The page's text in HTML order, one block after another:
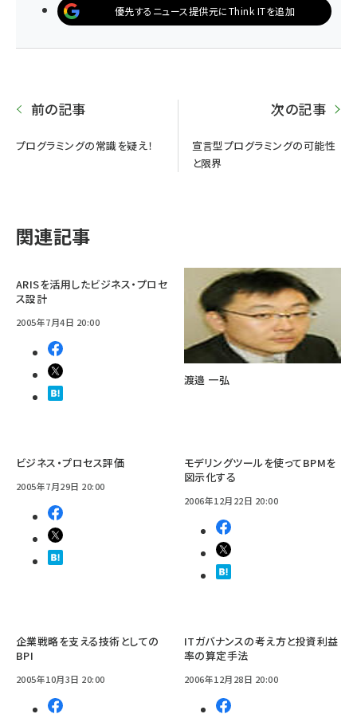
優先するニュース提供元にThink ITを追加
前の記事
プログラミングの常識を疑え！
次の記事
宣言型プログラミングの可能性
と限界
関連記事
ARISを活用したビジネス・プロセ
ス設計
2005年7月4日 20:00
渡邉 一弘
ビジネス・プロセス評価
2005年7月29日 20:00
モデリングツールを使ってBPMを
図示化する
2006年12月22日 20:00
企業戦略を支える技術としての
BPI
2005年10月3日 20:00
ITガバナンスの考え方と投資利益
率の算定手法
2006年12月28日 20:00